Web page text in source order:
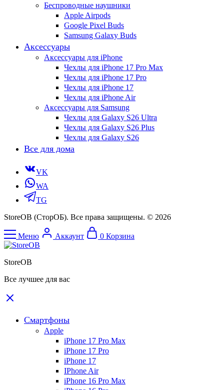
Беспроводные наушники
Apple Airpods
Google Pixel Buds
Samsung Galaxy Buds
Аксессуары
Аксессуары для iPhone
Чехлы для iPhone 17 Pro Max
Чехлы для iPhone 17 Pro
Чехлы для iPhone 17
Чехлы для iPhone Air
Аксессуары для Samsung
Чехлы для Galaxy S26 Ultra
Чехлы для Galaxy S26 Plus
Чехлы для Galaxy S26
Все для дома
VK
WA
TG
StoreOB (CторОБ). Все права защищены. © 2026
Меню Аккаунт 0 Корзина
StoreOB
Все лучшее для вас
Смартфоны
Apple
iPhone 17 Pro Max
iPhone 17 Pro
iPhone 17
IPhone Air
iPhone 16 Pro Max